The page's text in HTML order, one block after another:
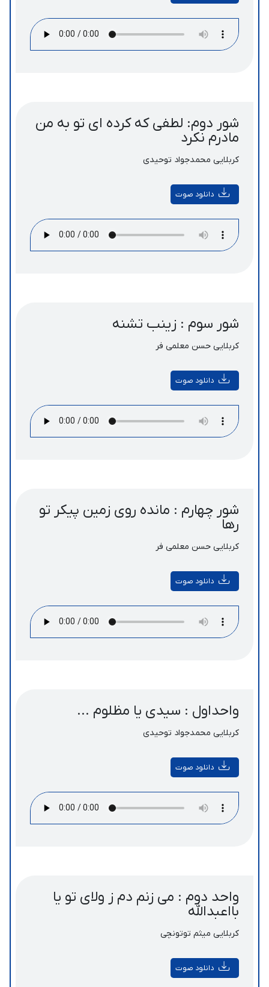
شور دوم: لطفی که کرده ای تو به من
مادرم نکرد
کربلایی محمدجواد توحیدی
دانلود صوت
شور سوم : زینب تشنه
کربلایی حسن معلمی فر
دانلود صوت
شور چهارم : مانده روی زمین پیکر تو
رها
کربلایی حسن معلمی فر
دانلود صوت
واحداول : سیدی یا مظلوم ...
کربلایی محمدجواد توحیدی
دانلود صوت
واحد دوم : می زنم دم ز ولای تو یا
بااعبدالله
کربلایی میثم توتونچی
دانلود صوت